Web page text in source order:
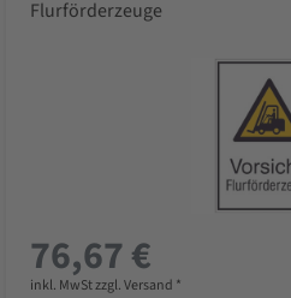
Flurförderzeuge
76,67 €
inkl. MwSt zzgl. Versand *